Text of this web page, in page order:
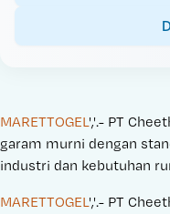
MARETTOGEL','.- PT
garam murni dengan
industri dan kebutuhan
MARETTOGEL','.- PT